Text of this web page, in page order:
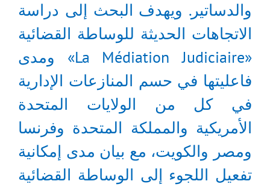
والدساتير. ويهدف البحث إلى دراسة
الاتجاهات الحديثة للوساطة القضائية
«La Médiation Judiciaire» ومدى
فاعليتها في حسم المنازعات الإدارية
في كل من الولايات المتحدة
الأمريكية والمملكة المتحدة وفرنسا
ومصر والكويت، مع بيان مدى إمكانية
تفعيل اللجوء إلى الوساطة القضائية